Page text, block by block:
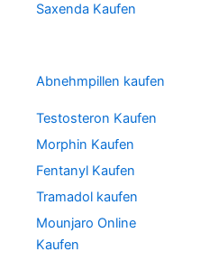
Saxenda Kaufen
Abnehmpillen kaufen
Testosteron Kaufen
Morphin Kaufen
Fentanyl Kaufen
Tramadol kaufen
Mounjaro Online
Kaufen